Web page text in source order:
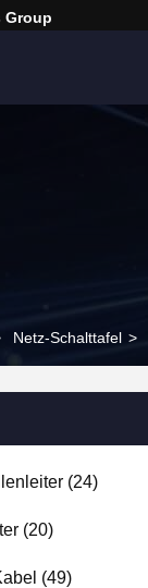
Group
Netz-Schalttafel >
(24)
(20)
(49)